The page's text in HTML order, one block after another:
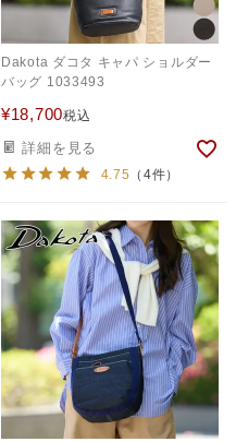
Dakota ダコタ キャパ ショルダー
バッグ 1033493
¥18,700税込
詳細を見る
4.75 （4件）